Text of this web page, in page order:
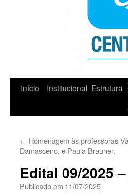
Início Institucional Estrutura
← Homenagem às professoras
Damasceno, e Paula Brauner.
Edital 09/2025
Publicado em 11/07/2025